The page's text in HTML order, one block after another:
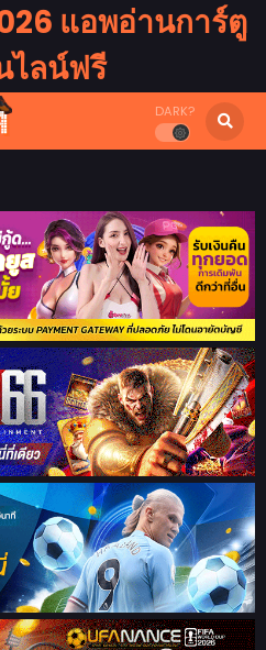
แอพอ่านการ์ตู
ไลน์ฟรี
DARK?